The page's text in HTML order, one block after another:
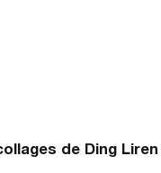
de Ding Liren